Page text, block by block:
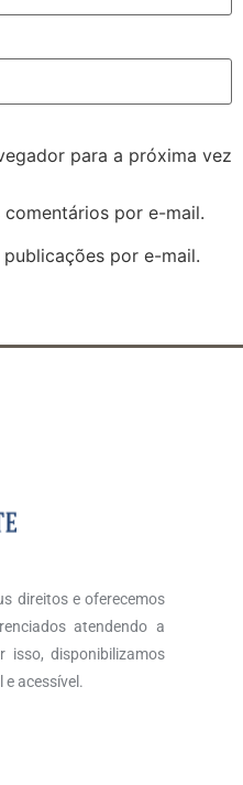
para a próxima vez
por e-mail.
por e-mail.
direitos e oferecemos
atendendo a
isso, disponibilizamos
e acessível.